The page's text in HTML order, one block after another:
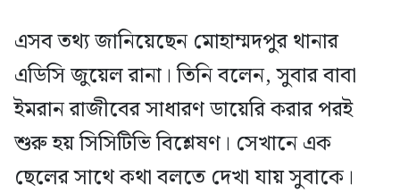
এসব তথ্য জানিয়েছেন মোহাম্মদপুর থানার
এডিসি জুয়েল রানা। তিনি বলেন, সুবার বাবা
ইমরান রাজীবের সাধারণ ডায়েরি করার পরই
শুরু হয় সিসিটিভি বিশ্লেষণ। সেখানে এক
ছেলের সাথে কথা বলতে দেখা যায় সুবাকে।